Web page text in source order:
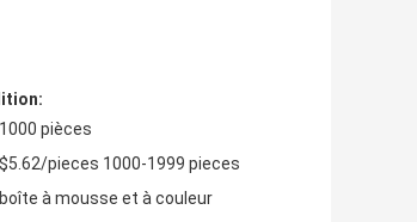
1000 pièces
$5.62/pieces 1000-1999 pieces
boîte à mousse et à couleur